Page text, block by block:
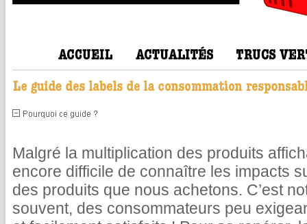
Malgré la multiplication des produits
encore difficile de connaître les impacts
des produits que nous achetons. C’est
souvent, des consommateurs peu